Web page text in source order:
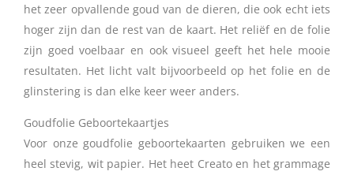
het zeer opvallende goud van de dieren, die ook echt iets
hoger zijn dan de rest van de kaart. Het reliëf en de folie
zijn goed voelbaar en ook visueel geeft het hele mooie
resultaten. Het licht valt bijvoorbeeld op het folie en de
glinstering is dan elke keer weer anders.
Goudfolie Geboortekaartjes
Voor onze goudfolie geboortekaarten gebruiken we een
heel stevig, wit papier. Het heet Creato en het grammage